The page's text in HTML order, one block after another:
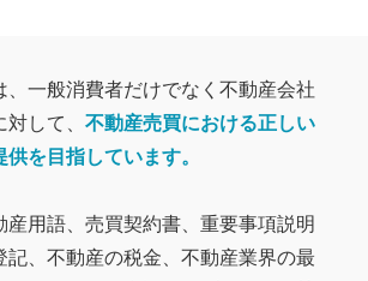
、一般消費者だけでなく不動産会社
して、 不動産売買における正しい
を目指しています。
産用語、売買契約書、重要事項説明
記、不動産の税金、不動産業界の最